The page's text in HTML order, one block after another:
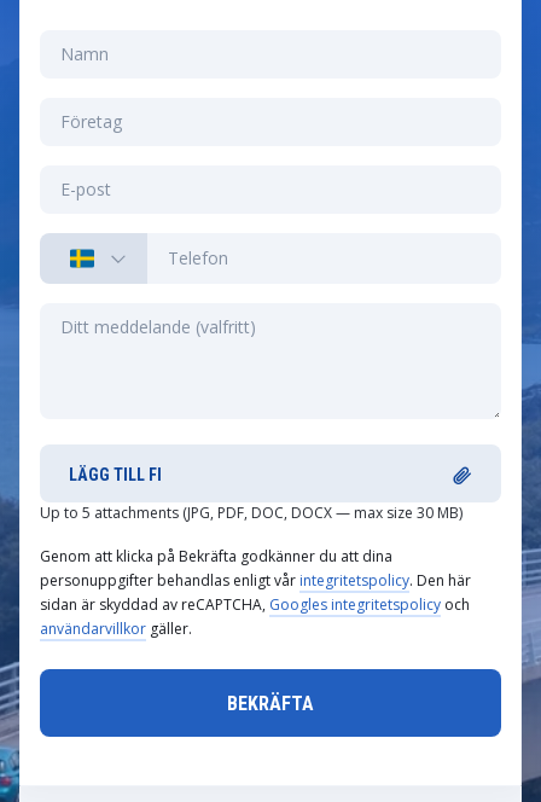
LÄGG TILL FI
Up to 5 attachments (JPG, PDF, DOC, DOCX — max size 30 MB)
Genom att klicka på Bekräfta godkänner du att dina
personuppgifter behandlas enligt vår integritetspolicy. Den här
sidan är skyddad av reCAPTCHA, Googles integritetspolicy och
användarvillkor gäller.